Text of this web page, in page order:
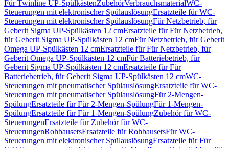
Für Twinline UP-SpülkästenZubehörVerbrauchsmaterialWC-
Steuerungen mit elektronischer SpülauslösungErsatzteile für WC-
Steuerungen mit elektronischer SpülauslösungFür Netzbetrieb, für
Geberit Sigma UP-Spülkästen 12 cmErsatzteile für Für Netzbetrieb,
für Geberit Sigma UP-Spülkästen 12 cmFür Netzbetrieb, für Geberit
Omega UP-Spülkästen 12 cmErsatzteile für Für Netzbetrieb, für
Geberit Omega UP-Spülkästen 12 cmFür Batteriebetrieb, für
Geberit Sigma UP-Spülkästen 12 cmErsatzteile für Für
Batteriebetrieb, für Geberit Sigma UP-Spülkästen 12 cmWC-
Steuerungen mit pneumatischer SpülauslösungErsatzteile für WC-
Steuerungen mit pneumatischer SpülauslösungFür 2-Mengen-
SpülungErsatzteile für Für 2-Mengen-SpülungFür 1-Mengen-
SpülungErsatzteile für Für 1-Mengen-SpülungZubehör für WC-
SteuerungenErsatzteile für Zubehör für WC-
SteuerungenRohbausetsErsatzteile für RohbausetsFür WC-
Steuerungen mit elektronischer SpülauslösungErsatzteile für Für